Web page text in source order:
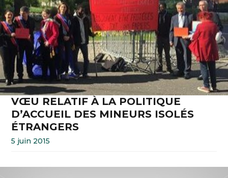
VŒU RELATIF À LA POLITIQUE
D’ACCUEIL DES MINEURS ISOLÉS
ÉTRANGERS
5 juin 2015